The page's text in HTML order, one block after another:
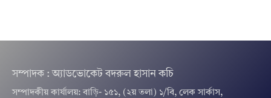
সম্পাদক : অ্যাডভোকেট বদরুল হাসান কচি
সম্পাদকীয় কার্যালয়: বাড়ি- ১৫১, (২য় তলা) ১/বি, লেক সার্কাস,